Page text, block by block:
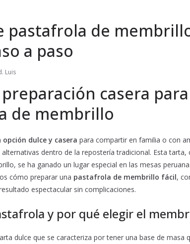
pastafrola de
a paso
Luis
casera
de membrillo
opción dulce y casera para compartir en familia o con
dentro de la repostería tradicional. Esta tarta,
se ha ganado un lugar especial en las mesas
cómo preparar una pastafrola de membrillo fácil,
espectacular sin complicaciones.
y por qué elegir el
dulce que se caracteriza por tener una base de masa